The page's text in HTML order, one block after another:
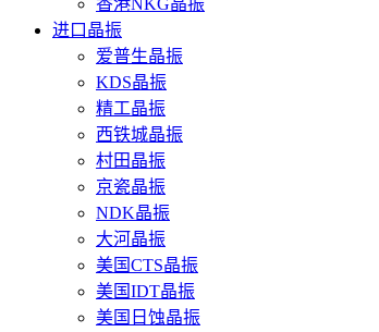
进口晶振
爱普生晶振
KDS晶振
精工晶振
西铁城晶振
村田晶振
京瓷晶振
NDK晶振
大河晶振
美国CTS晶振
美国IDT晶振
美国日蚀晶振